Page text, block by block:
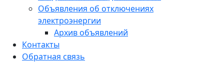
Объявления об отключениях
электроэнергии
Архив объявлений
Контакты
Обратная связь